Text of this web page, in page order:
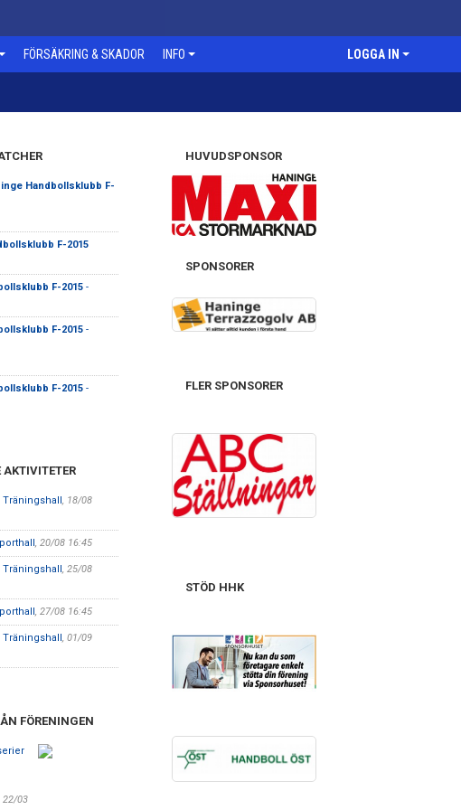
FÖRSÄKRING & SKADOR INFO LOGGA IN
Handbollsklubb F-
F-2015
F-2015-
F-2015-
F-2015-
Träningshall, 18/08
, 20/08 16:45
Träningshall, 25/08
, 27/08 16:45
Träningshall, 01/09
FÖRENINGEN
22/03
HUVUDSPONSOR
SPONSORER
FLER SPONSORER
STÖD HHK